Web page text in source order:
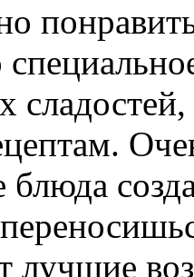
сладостей,
лучшие